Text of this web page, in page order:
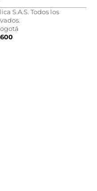
S.A.S. Todos los